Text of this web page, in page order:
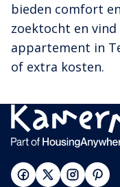
bieden comfort
zoektocht en
appartement in
of extra kosten.